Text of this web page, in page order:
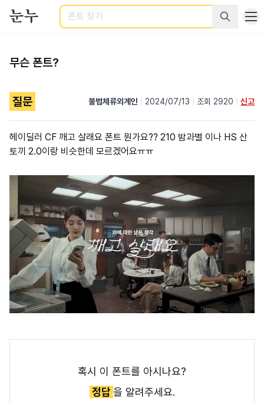
검색
무슨 폰트?
질문 불법체류외계인 2024/07/13 조회 2920 신고
헤이딜러 CF 깨고 살래요 폰트 뭔가요?? 210 밤과별 이나 HS 산
토끼 2.0이랑 비슷한데 모르겠어요ㅠㅠ
혹시 이 폰트를 아시나요?
정답을 알려주세요.